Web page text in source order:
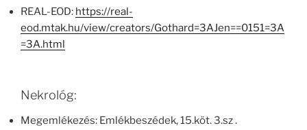
REAL-EOD: https://real-
eod.mtak.hu/view/creators/Gothard=3AJen==0151=3A
=3A.html
Nekrológ:
Megemlékezés: Emlékbeszédek, 15.köt. 3.sz .